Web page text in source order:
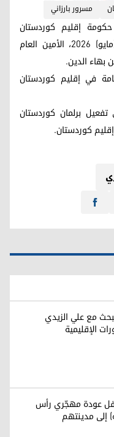
مسرور بارزاني
رئيس حكومة إقليم كوردستان
مسرور بارزاني، اليوم الاثنين 18 أيار (مايو) 2026، الأمين العام
بهاء الدين.
في إقليم كوردستان
برلمان كوردستان
كوردستان.
مع علي الزيدي
الإقليمية
عودة مهجّري رأس
إلى مدينتهم